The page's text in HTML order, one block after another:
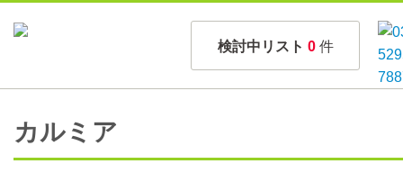
検討中リスト 0 件
カルミア